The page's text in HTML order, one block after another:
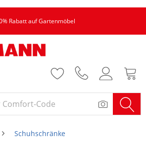
Rabatt auf Gartenmöbel
Schuhschränke